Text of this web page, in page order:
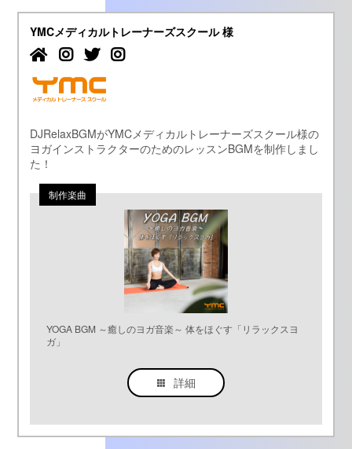
YMCメディカルトレーナーズスクール 様
DJRelaxBGMがYMCメディカルトレーナーズスクール様の
ヨガインストラクターのためのレッスンBGMを制作しまし
た！
YOGA BGM ～癒しのヨガ音楽～ 体をほぐす「リラックスヨ
ガ」
詳細